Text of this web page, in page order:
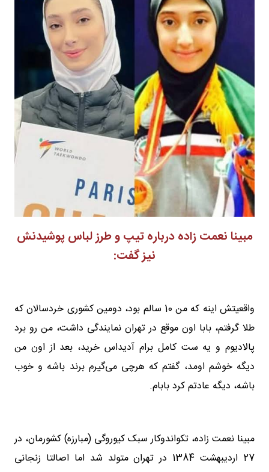
مبینا نعمت زاده درباره تیپ و طرز لباس پوشیدنش
نیز گفت:
واقعیتش اینه که من 10 سالم بود، دومین کشوری خردسالان که
طلا گرفتم، بابا اون موقع در تهران نمایندگی داشت، من رو برد
پالادیوم و یه ست کامل برام آدیداس خرید، بعد از اون من
دیگه خوشم اومد، گفتم که هرچی می‌گیرم برند باشه و خوب
باشه، دیگه عادتم کرد بابام.
مبینا نعمت زاده، تکواندوکار سبک کیوروگی (مبارزه) کشورمان، در
‎27 اردیبهشت 1384 در تهران متولد شد اما اصالتا زنجانی